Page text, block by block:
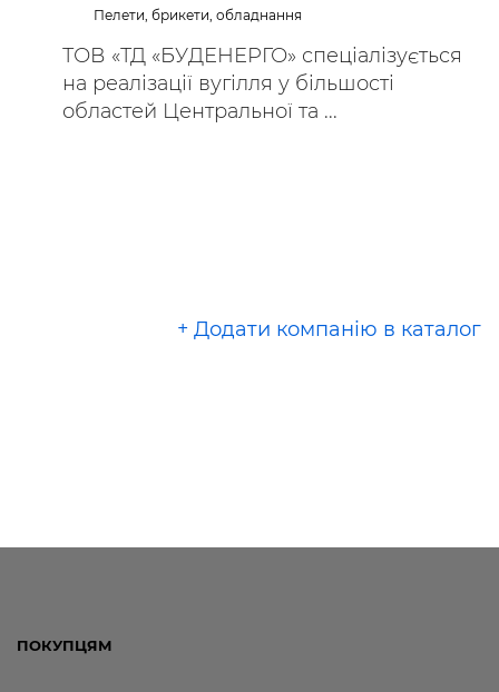
Пелети, брикети, обладнання
ТОВ «ТД «БУДЕНЕРГО» спеціалізується
на реалізації вугілля у більшості
областей Центральної та ...
+ Додати компанію в каталог
ПОКУПЦЯМ